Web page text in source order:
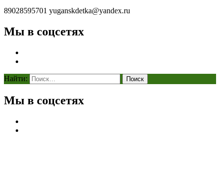
89028595701 yuganskdetka@yandex.ru
Мы в соцсетях
Найти:
Мы в соцсетях